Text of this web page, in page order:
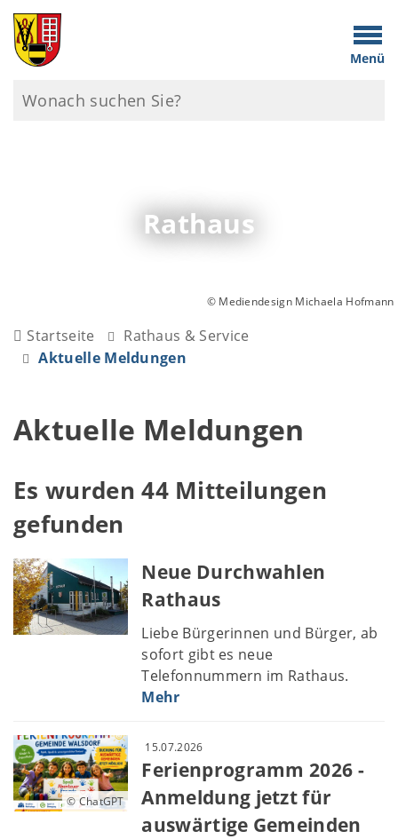
Menü
Rathaus
© Mediendesign Michaela Hofmann
Startseite
Rathaus & Service
Aktuelle Meldungen
Aktuelle Meldungen
Es wurden 44 Mitteilungen
gefunden
Neue Durchwahlen
Rathaus
Liebe Bürgerinnen und Bürger, ab
sofort gibt es neue
Telefonnummern im Rathaus.
Mehr
© ChatGPT
15.07.2026
Ferienprogramm 2026 -
Anmeldung jetzt für
auswärtige Gemeinden